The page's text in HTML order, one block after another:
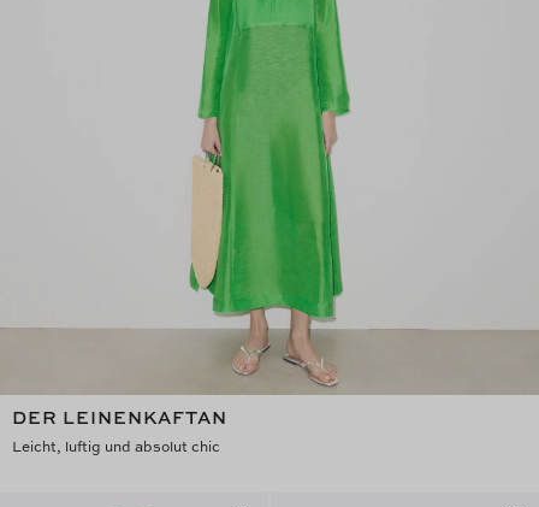
DER LEINENKAFTAN
Leicht, luftig und absolut chic